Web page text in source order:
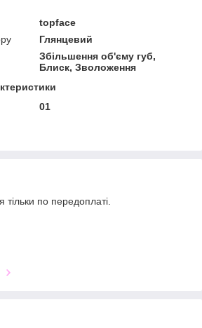
topface
Глянцевий
Збільшення об'єму губ,
Блиск, Зволоження
01
тільки по передоплаті.